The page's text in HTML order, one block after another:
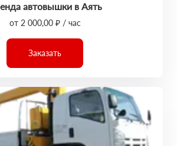
автовышки в Аять
от 2 000,00 ₽ / час
Заказать